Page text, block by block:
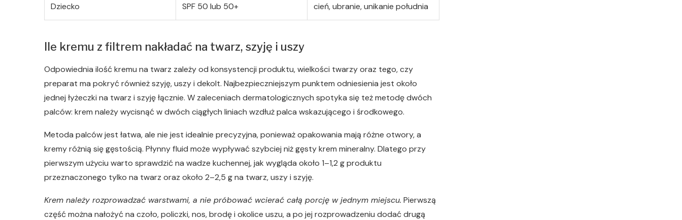
Dziecko SPF 50 lub 50+ cień, ubranie, unikanie południa
Ile kremu z filtrem nakładać na twarz, szyję i uszy
Odpowiednia ilość kremu na twarz zależy od konsystencji produktu, wielkości twarzy oraz tego, czy
preparat ma pokryć również szyję, uszy i dekolt. Najbezpieczniejszym punktem odniesienia jest około
jednej łyżeczki na twarz i szyję łącznie. W zaleceniach dermatologicznych spotyka się też metodę dwóch
palców: krem należy wycisnąć w dwóch ciągłych liniach wzdłuż palca wskazującego i środkowego.
Metoda palców jest łatwa, ale nie jest idealnie precyzyjna, ponieważ opakowania mają różne otwory, a
kremy różnią się gęstością. Płynny fluid może wypływać szybciej niż gęsty krem mineralny. Dlatego przy
pierwszym użyciu warto sprawdzić na wadze kuchennej, jak wygląda około 1–1,2 g produktu
przeznaczonego tylko na twarz oraz około 2–2,5 g na twarz, uszy i szyję.
Krem należy rozprowadzać warstwami, a nie próbować wcierać całą porcję w jednym miejscu. Pierwszą
część można nałożyć na czoło, policzki, nos, brodę i okolice uszu, a po jej rozprowadzeniu dodać drugą